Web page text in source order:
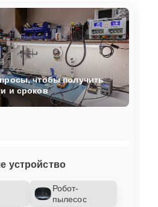
устройство
Робот-
пылесос
чтобы получить
и сроков